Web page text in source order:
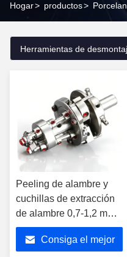
Hogar> productos>
Herramientas de
Peeling de alambre y
cuchillas de extracción
de alambre 0,7-1,2 mm
para la máquina de
bobinado automático
Consiga el mejor